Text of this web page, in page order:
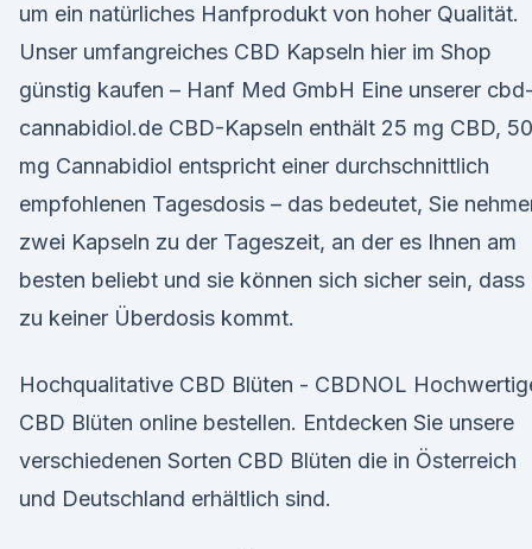
um ein natürliches Hanfprodukt von hoher Qualität.
Unser umfangreiches CBD Kapseln hier im Shop
günstig kaufen – Hanf Med GmbH Eine unserer cbd-
cannabidiol.de CBD-Kapseln enthält 25 mg CBD, 50
mg Cannabidiol entspricht einer durchschnittlich
empfohlenen Tagesdosis – das bedeutet, Sie
zwei Kapseln zu der Tageszeit, an der es Ihnen am
besten beliebt und sie können sich sicher sein, dass
zu keiner Überdosis kommt.
Hochqualitative CBD Blüten - CBDNOL
CBD Blüten online bestellen. Entdecken Sie unsere
verschiedenen Sorten CBD Blüten die in Österreich
und Deutschland erhältlich sind.